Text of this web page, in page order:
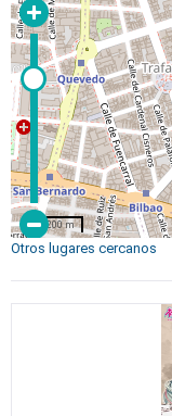
200 m
Otros lugares cercanos